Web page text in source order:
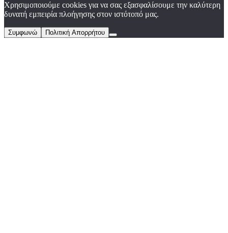
Χρησιμοποιούμε cookies για να σας εξασφαλίσουμε την καλύτερη
δυνατή εμπειρία πλοήγησης στον ιστότοπό μας.
Συμφωνώ Πολιτική Απορρήτου